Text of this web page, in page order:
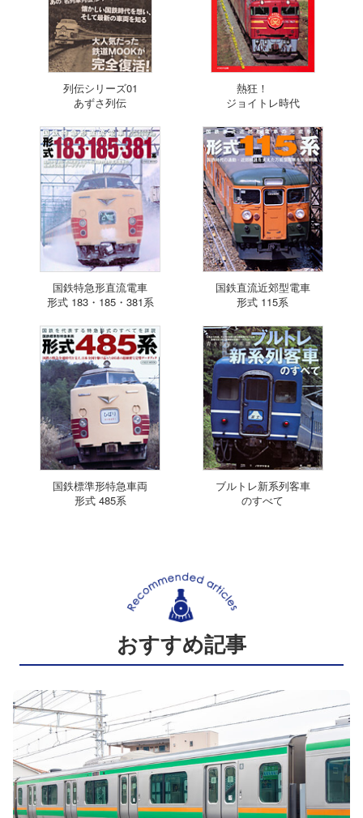
列伝シリーズ01
あずさ列伝
熱狂！
ジョイトレ時代
国鉄特急形直流電車
形式 183・185・381系
国鉄直流近郊型電車
形式 115系
国鉄標準形特急車両
形式 485系
ブルトレ新系列客車
のすべて
おすすめ記事